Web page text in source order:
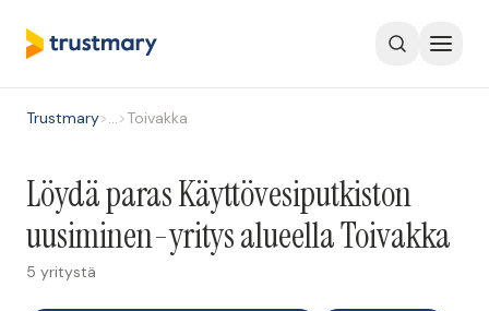
Trustmary>…>Toivakka
Löydä paras Käyttövesiputkiston
uusiminen-yritys alueella Toivakka
5 yritystä